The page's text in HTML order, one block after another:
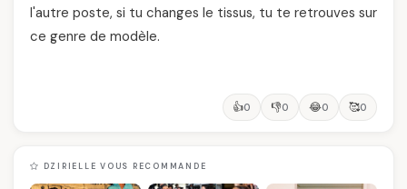
l'autre poste, si tu changes le tissus, tu te retrouves sur
ce genre de modèle.
👍0 👎0 😂0 🥰0
DZIRIELLE VOUS RECOMMANDE